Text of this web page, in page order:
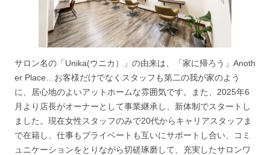
サロン名の「Unika(ウニカ）」の由来は、「家に帰ろう」Anoth
er Place…お客様だけでなくスタッフも第二の我が家のよう
に、居心地のよいアットホームな雰囲気です。また、2025年6
月より店長がオーナーとして事業継承し、新体制でスタートし
ました。現在女性スタッフのみで20代からキャリアスタッフま
で在籍し、仕事もプライベートも互いにサポートし合い、コミ
ュニケーションをとりながら切磋琢磨して、充実したサロンワ